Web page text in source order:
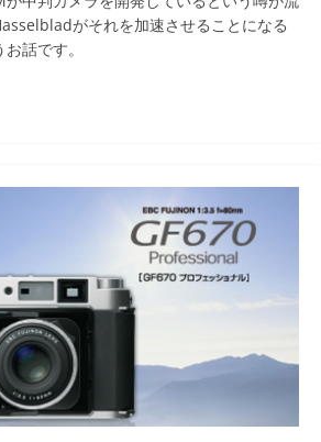
がそれを加速させることになる
話です。